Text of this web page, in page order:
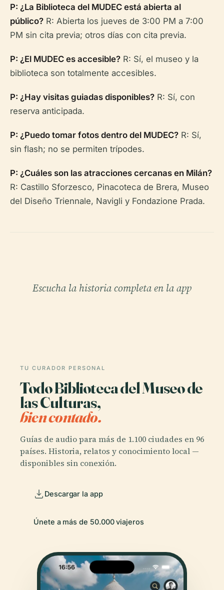
P: ¿La Biblioteca del MUDEC está abierta al
público? R: Abierta los jueves de 3:00 PM a 7:00
PM sin cita previa; otros días con cita previa.
P: ¿El MUDEC es accesible? R: Sí, el museo y la
biblioteca son totalmente accesibles.
P: ¿Hay visitas guiadas disponibles? R: Sí, con
reserva anticipada.
P: ¿Puedo tomar fotos dentro del MUDEC? R: Sí,
sin flash; no se permiten trípodes.
P: ¿Cuáles son las atracciones cercanas en Milán?
R: Castillo Sforzesco, Pinacoteca de Brera, Museo
del Diseño Triennale, Navigli y Fondazione Prada.
Escucha la historia completa en la app
TU CURADOR PERSONAL
Todo Biblioteca del Museo de
las Culturas,
bien contado.
Guías de audio para más de 1.100 ciudades en 96
países. Historia, relatos y conocimiento local —
disponibles sin conexión.
Descargar la app
Únete a más de 50.000 viajeros